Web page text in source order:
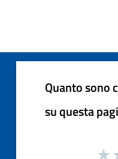
Quanto sono
su questa